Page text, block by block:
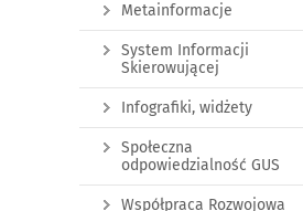
Metainformacje
System Informacji
Skierowującej
Infografiki, widżety
Społeczna
odpowiedzialność GUS
Współpraca Rozwojowa